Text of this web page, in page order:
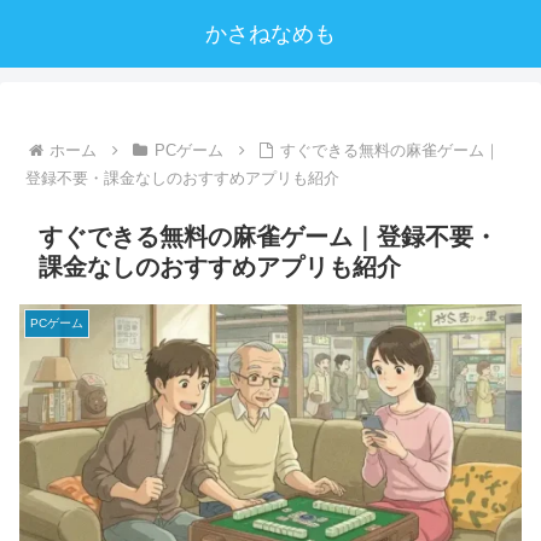
かさねなめも
ホーム PCゲーム
すぐできる無料の麻雀ゲーム｜
登録不要・課金なしのおすすめアプリも紹介
すぐできる無料の麻雀ゲーム｜登録不要・
課金なしのおすすめアプリも紹介
PCゲーム